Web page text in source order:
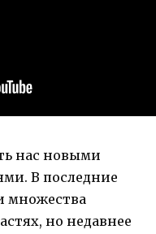
нас новыми
В последние
множества
но недавнее